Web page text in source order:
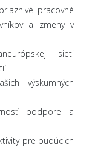
pracovné
a zmeny v
sieti
výskumných
podpore a
pre budúcich